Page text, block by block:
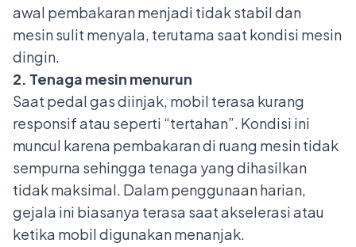
awal pembakaranmenjadi tidak stabil dan
mesin sulit menyala, terutama saat kondisi mesin
dingin.
2. Tenaga mesin menurun
Saat pedal gas diinjak, mobil terasa kurang
responsif atau seperti “tertahan”. Kondisi ini
muncul karena pembakaran di ruang mesin tidak
sempurna sehingga tenaga yang dihasilkan
tidak maksimal. Dalam penggunaan harian,
gejala ini biasanya terasa saat akselerasi atau
ketika mobil digunakan menanjak.